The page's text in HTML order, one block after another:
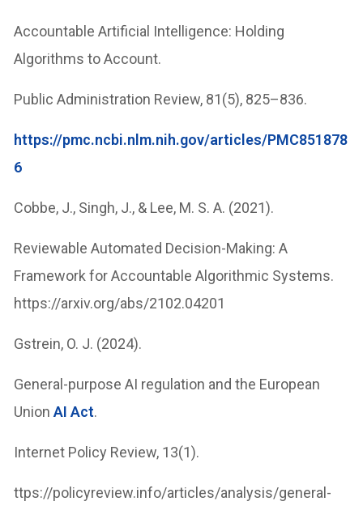
Accountable Artificial Intelligence: Holding
Algorithms to Account.
Public Administration Review, 81(5), 825–836.
https://pmc.ncbi.nlm.nih.gov/articles/PMC851878
6
Cobbe, J., Singh, J., & Lee, M. S. A. (2021).
Reviewable Automated Decision-Making: A
Framework for Accountable Algorithmic Systems.
https://arxiv.org/abs/2102.04201
Gstrein, O. J. (2024).
General-purpose AI regulation and the European
UnionAI Act.
Internet Policy Review, 13(1).
ttps://policyreview.info/articles/analysis/general-